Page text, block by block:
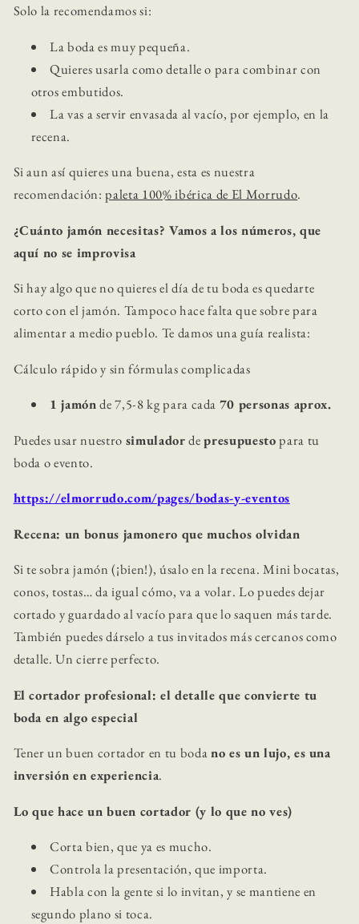
Solo la recomendamos si:
La boda es muy pequeña.
Quieres usarla como detalle o para combinar con
otros embutidos.
La vas a servir envasada al vacío, por ejemplo, en la
recena.
Si aun así quieres una buena, esta es nuestra
recomendación:paleta 100% ibérica de El Morrudo.
¿Cuánto jamón necesitas? Vamos a los números, que
aquí no se improvisa
Si hay algo que no quieres el día de tu boda es quedarte
corto con el jamón. Tampoco hace falta que sobre para
alimentar a medio pueblo. Te damos una guía realista:
Cálculo rápido y sin fórmulas complicadas
1 jamónde 7,5-8 kg para cada 70 personas aprox.
Puedes usar nuestro simuladordepresupuestopara tu
boda o evento.
https://elmorrudo.com/pages/bodas-y-eventos
Recena: un bonus jamonero que muchos olvidan
Si te sobra jamón (¡bien!), úsalo en la recena. Mini bocatas,
conos, tostas… da igual cómo, va a volar. Lo puedes dejar
cortado y guardado al vacío para que lo saquen más tarde.
También puedes dárselo a tus invitados más cercanos como
detalle. Un cierre perfecto.
El cortador profesional: el detalle que convierte tu
boda en algo especial
Tener un buen cortador en tu bodano es un lujo, es una
inversión en experiencia.
Lo que hace un buen cortador (y lo que no ves)
Corta bien, que ya es mucho.
Controla la presentación, que importa.
Habla con la gente si lo invitan, y se mantiene en
segundo plano si toca.